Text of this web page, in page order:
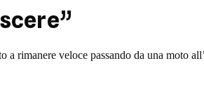
rimanere veloce passando da una moto